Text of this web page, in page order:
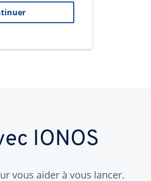
IONOS
vous aider à vous lancer.